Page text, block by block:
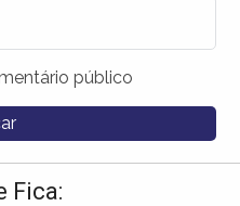
público
Fica: